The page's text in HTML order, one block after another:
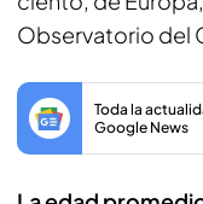
Observatorio del
Toda la
Google News